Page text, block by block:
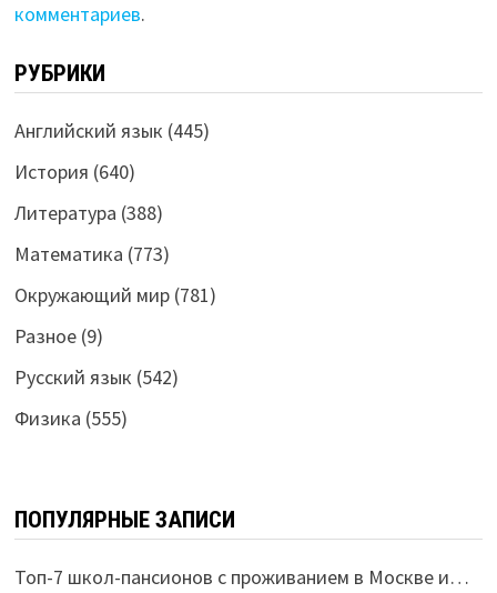
комментариев.
РУБРИКИ
Английский язык (445)
История (640)
Литература (388)
Математика (773)
Окружающий мир(781)
Разное(9)
Русский язык (542)
Физика (555)
ПОПУЛЯРНЫЕ ЗАПИСИ
Топ-7 школ-пансионов с проживанием в Москве и…